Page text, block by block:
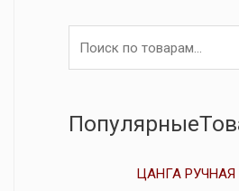
ЦАНГА РУЧНАЯ